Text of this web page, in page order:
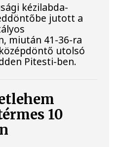
kézilabda-
jutott a
miután 41-36-ra
utolsó
Pitesti-ben.
10